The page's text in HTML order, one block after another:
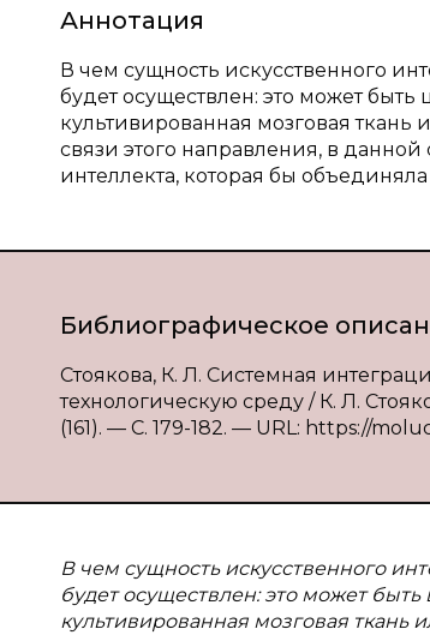
Аннотация
В чем сущность искусственного
будет осуществлен: это может
культивированная мозговая
связи этого направления, в
интеллекта, которая бы
Библиографическое
Стоякова, К. Л. Системная
технологическую среду / К. Л.
(161). — С. 179-182. — URL: https://
В чем сущность искусственного
будет осуществлен: это может
культивированная мозговая